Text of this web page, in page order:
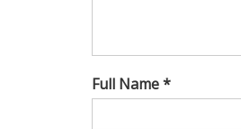
Full Name *